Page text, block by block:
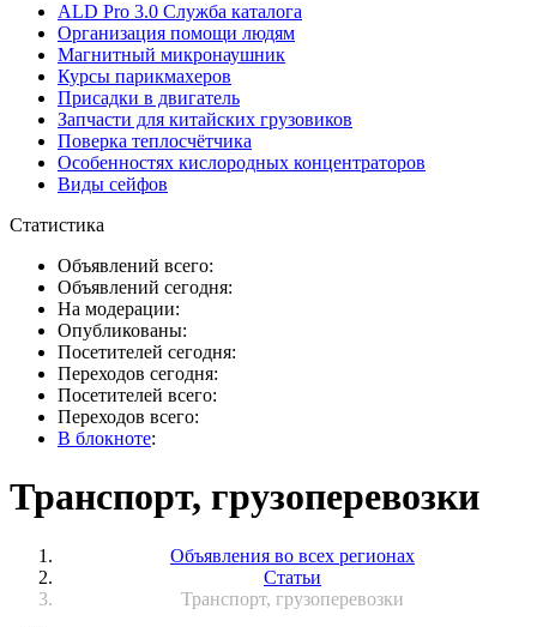
ALD Pro 3.0 Служба каталога
Организация помощи людям
Магнитный микронаушник
Курсы парикмахеров
Присадки в двигатель
Запчасти для китайских грузовиков
Поверка теплосчётчика
Особенностях кислородных концентраторов
Виды сейфов
Статистика
Объявлений всего:
Объявлений сегодня:
На модерации:
Опубликованы:
Посетителей сегодня:
Переходов сегодня:
Посетителей всего:
Переходов всего:
В блокноте:
Транспорт, грузоперевозки
Объявления во всех регионах
Статьи
Транспорт, грузоперевозки